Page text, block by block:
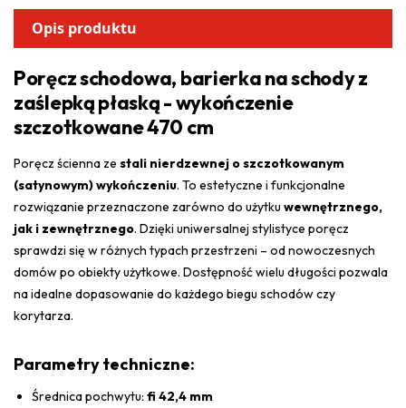
Opis produktu
Poręcz schodowa, barierka na schody z
zaślepką płaską - wykończenie
szczotkowane 470 cm
Poręcz ścienna ze stali nierdzewnej o szczotkowanym
(satynowym) wykończeniu. To estetyczne i funkcjonalne
rozwiązanie przeznaczone zarówno do użytku wewnętrznego,
jak i zewnętrznego. Dzięki uniwersalnej stylistyce poręcz
sprawdzi się w różnych typach przestrzeni – od nowoczesnych
domów po obiekty użytkowe. Dostępność wielu długości pozwala
na idealne dopasowanie do każdego biegu schodów czy
korytarza.
Parametry techniczne:
Średnica pochwytu: fi 42,4 mm